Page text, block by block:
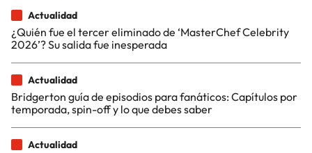
Actualidad
¿Quién fue el tercer eliminado de ‘MasterChef Celebrity
2026’? Su salida fue inesperada
Actualidad
Bridgerton guía de episodios para fanáticos: Capítulos por
temporada, spin-off y lo que debes saber
Actualidad